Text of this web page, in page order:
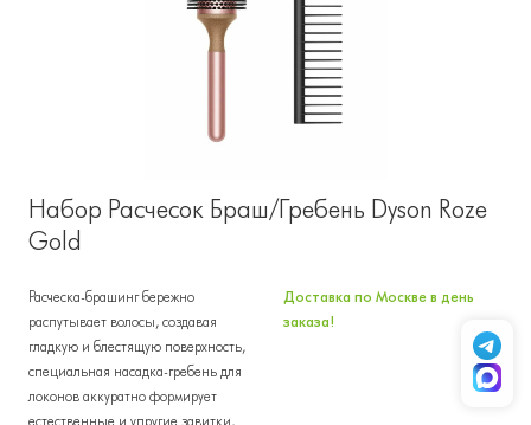
Набор Расчесок Браш/Гребень Dyson Roze
Gold
Расческа-брашинг бережно
распутывает волосы, создавая
гладкую и блестящую поверхность,
специальная насадка-гребень для
локонов аккуратно формирует
естественные и упругие завитки,
Доставка по Москве в день
заказа!